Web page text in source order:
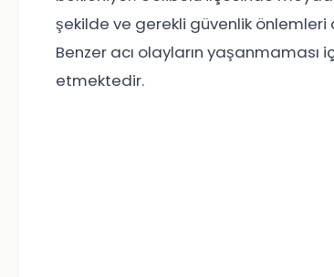
şekilde ve gerekli güvenlik önlemleri
Benzer acı olayların yaşanmaması
etmektedir.